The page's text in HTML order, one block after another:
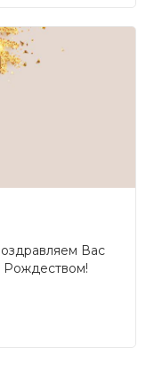
Вас